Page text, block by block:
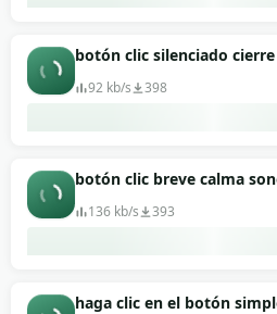
botón clic silenciado
92 kb/s 398
botón clic breve calma
136 kb/s 393
haga clic en el botón